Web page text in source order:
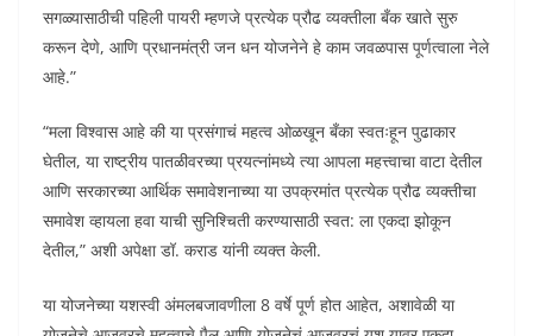
सगळ्यासाठीची पहिली पायरी म्हणजे प्रत्येक प्रौढ व्यक्तीला बँक खाते सुरु
करून देणे, आणि प्रधानमंत्री जन धन योजनेने हे काम जवळपास पूर्णत्वाला नेले
आहे.”
“मला विश्वास आहे की या प्रसंगाचं महत्व ओळखून बँका स्वतःहून पुढाकार
घेतील, या राष्ट्रीय पातळीवरच्या प्रयत्नांमध्ये त्या आपला महत्त्वाचा वाटा देतील
आणि सरकारच्या आर्थिक समावेशनाच्या या उपक्रमांत प्रत्येक प्रौढ व्यक्तीचा
समावेश व्हायला हवा याची सुनिश्चिती करण्यासाठी स्वत: ला एकदा झोकून
देतील,” अशी अपेक्षा डॉ. कराड यांनी व्यक्त केली.
या योजनेच्या यशस्वी अंमलबजावणीला 8 वर्षे पूर्ण होत आहेत, अशावेळी या